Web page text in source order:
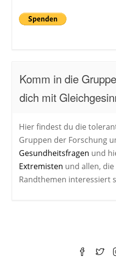
Komm in die
dich mit
Hier findest du die
Gruppen der Forschung
Gesundheitsfragen und
Extremisten und allen,
Randthemen interessiert